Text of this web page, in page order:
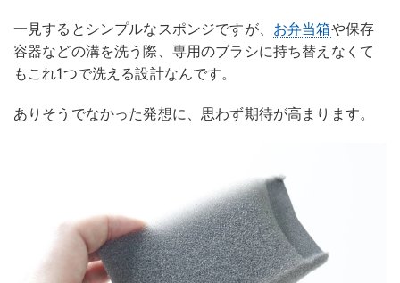
一見するとシンプルなスポンジですが、 お弁当箱や保存
容器などの溝を洗う際、専用のブラシに持ち替えなくて
もこれ1つで洗える設計なんです。
ありそうでなかった発想に、思わず期待が高まります。